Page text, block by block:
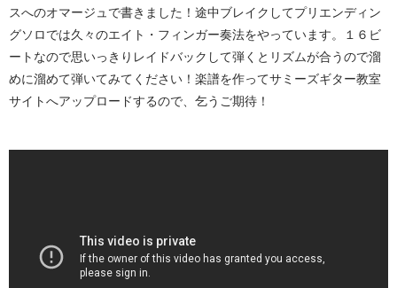
スへのオマージュで書きました！途中ブレイクしてプリエンディン
グソロでは久々のエイト・フィンガー奏法をやっています。１６ビ
ートなので思いっきりレイドバックして弾くとリズムが合うので溜
めに溜めて弾いてみてください！楽譜を作ってサミーズギター教室
サイトへアップロードするので、乞うご期待！